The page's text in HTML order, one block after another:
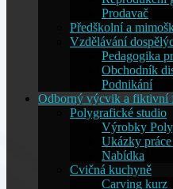
Prodavač
Předškolní a
Vzdělávání
Pedagogika
Obchodník
Podnikání
Odborný výcvik a fiktivní
Polygrafické studio
Výrobky
Ukázky
Nabídka
Cvičná kuchyně
Carving kurz